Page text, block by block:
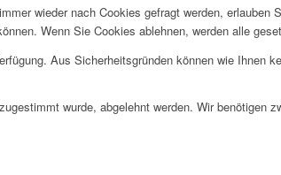
wieder nach Cookies gefragt werden,
Wenn Sie Cookies ablehnen, werden alle
Aus Sicherheitsgründen können wie Ihnen
wurde, abgelehnt werden. Wir benötigen